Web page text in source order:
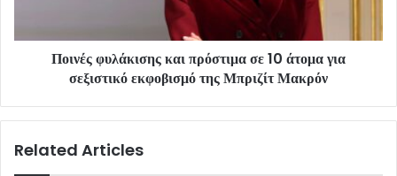
Ποινές φυλάκισης και πρόστιμα σε 10 άτομα για
σεξιστικό εκφοβισμό της Μπριζίτ Μακρόν
Related Articles